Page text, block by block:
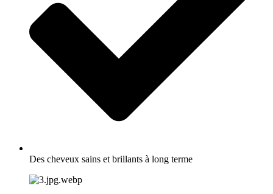
Des cheveux sains et brillants à long terme